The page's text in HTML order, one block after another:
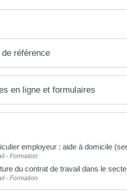
de référence
en ligne et formulaires
employeur : aide à domicile
- Formation
du contrat de travail dans le
- Formation